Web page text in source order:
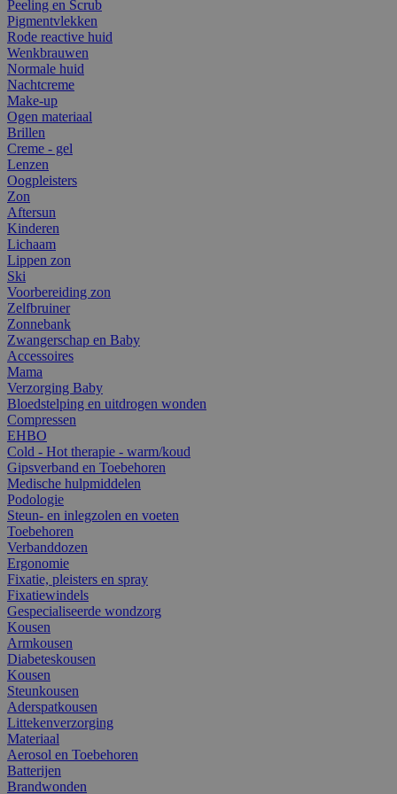
Peeling en Scrub
Pigmentvlekken
Rode reactive huid
Wenkbrauwen
Normale huid
Nachtcreme
Make-up
Ogen materiaal
Brillen
Creme - gel
Lenzen
Oogpleisters
Zon
Aftersun
Kinderen
Lichaam
Lippen zon
Ski
Voorbereiding zon
Zelfbruiner
Zonnebank
Zwangerschap en Baby
Accessoires
Mama
Verzorging Baby
Bloedstelping en uitdrogen wonden
Compressen
EHBO
Cold - Hot therapie - warm/koud
Gipsverband en Toebehoren
Medische hulpmiddelen
Podologie
Steun- en inlegzolen en voeten
Toebehoren
Verbanddozen
Ergonomie
Fixatie, pleisters en spray
Fixatiewindels
Gespecialiseerde wondzorg
Kousen
Armkousen
Diabeteskousen
Kousen
Steunkousen
Aderspatkousen
Littekenverzorging
Materiaal
Aerosol en Toebehoren
Batterijen
Brandwonden